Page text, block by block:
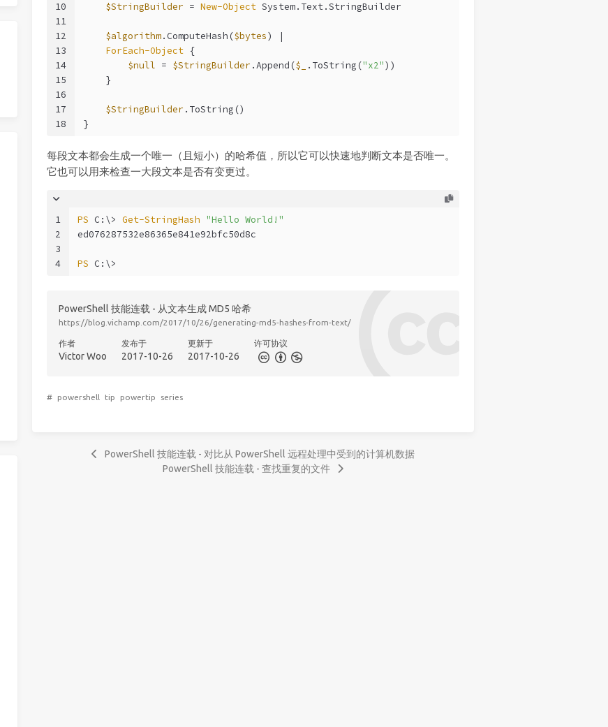
10
11
12
13
14
15
16
17
18
$StringBuilder = New-Object System.Text.StringBuilder
$algorithm.ComputeHash($bytes) |
ForEach-Object {
$null = $StringBuilder .Append($_ .ToString("x2"))
    }
$StringBuilder .ToString()
}
每段文本都会生成一个唯一（且短小）的哈希值，所以它可以快速地判断文本是否唯一。
它也可以用来检查一大段文本是否有变更过。
1
2
3
4
PS C:\> Get-StringHash "Hello World!"
ed076287532e86365e841e92bfc50d8c
PS C:\>
PowerShell 技能连载 - 从文本生成 MD5 哈希
https://blog.vichamp.com/2017/10/26/generating-md5-hashes-from-text/
作者
Victor Woo
发布于
2017-10-26
更新于
2017-10-26
许可协议
# powershell tip powertip series
PowerShell 技能连载 - 对比从 PowerShell 远程处理中受到的计算机数据
PowerShell 技能连载 - 查找重复的文件